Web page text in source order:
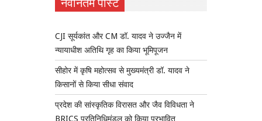
CJI सूर्यकांत और CM डॉ. यादव ने उज्जैन में
न्यायाधीश अतिथि गृह का किया भूमिपूजन
सीहोर में कृषि महोत्सव से मुख्यमंत्री डॉ. यादव ने
किसानों से किया सीधा संवाद
प्रदेश की सांस्कृतिक विरासत और जैव विविधता ने
BRICS प्रतिनिधिमंडल को किया प्रभावित